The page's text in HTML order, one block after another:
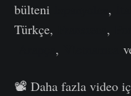
bülteni
,
Türkçe,
,
,
📽️ Daha fazla video